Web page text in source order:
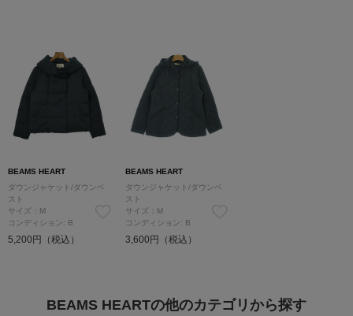
BEAMS HEART
ダウンジャケット/ダウンベ
スト
サイズ：M
コンディション: B
5,200円（税込）
BEAMS HEART
ダウンジャケット/ダウンベ
スト
サイズ：M
コンディション: B
3,600円（税込）
BEAMS HEARTの他のカテゴリから探す